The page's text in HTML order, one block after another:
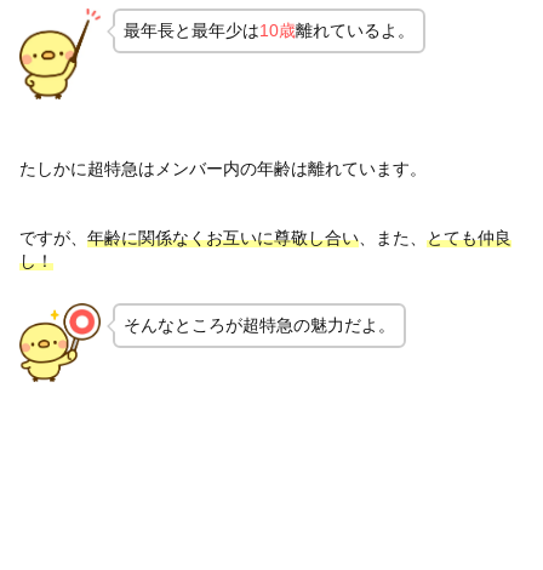
最年長と最年少は10歳離れているよ。
たしかに超特急はメンバー内の年齢は離れています。
ですが、 年齢に関係なくお互いに尊敬し合い 、また、 とても仲良
し！
そんなところが超特急の魅力だよ。